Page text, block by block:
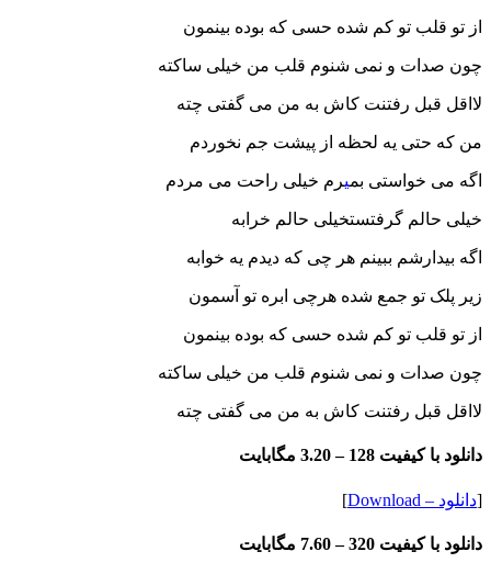
از تو قلب تو کم شده حسی که بوده بینمون
چون صدات و نمی شنوم قلب من خیلی ساکته
لااقل قبل رفتنت کاش به من می گفتی چته
من که حتی یه لحظه از پیشت جم نخوردم
اگه می خواستی بمیرم خیلی راحت می مردم
خیلی حالم گرفتستخیلی حالم خرابه
اگه بیدارشم ببینم هر چی که دیدم یه خوابه
زیر پلک تو جمع شده هرچی ابره تو آسمون
از تو قلب تو کم شده حسی که بوده بینمون
چون صدات و نمی شنوم قلب من خیلی ساکته
لااقل قبل رفتنت کاش به من می گفتی چته
دانلود با کیفیت 128 – 3.20 مگابایت
[دانلود – Download ]
دانلود با کیفیت 320 – 7.60 مگابایت